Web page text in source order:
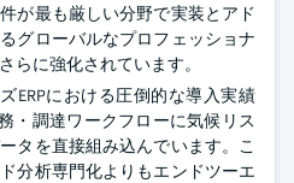
が最も厳しい分野で実装とアド
グローバルなプロフェッショナ
らに強化されています。
ERPにおける圧倒的な導入実績
・調達ワークフローに気候リス
タを直接組み込んでいます。こ
分析専門化よりもエンドツーエ